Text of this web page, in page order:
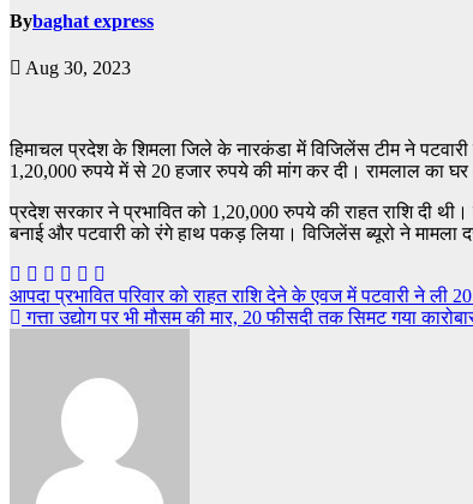
Bybaghat express
Aug 30, 2023
हिमाचल प्रदेश के शिमला जिले के नारकंडा में विजिलेंस टीम ने
1,20,000 रुपये में से 20 हजार रुपये की मांग कर दी। रामलाल का
प्रदेश सरकार ने प्रभावित को 1,20,000 रुपये की राहत राशि दी
बनाई और पटवारी को रंगे हाथ पकड़ लिया। विजिलेंस ब्यूरो ने मामला
Post
navigation
आपदा प्रभावित परिवार को राहत राशि देने के एवज में पटवारी ने ली
गत्ता उद्योग पर भी मौसम की मार, 20 फीसदी तक सिमट गया